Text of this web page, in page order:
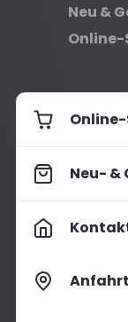
Neu &
Online-
Neu- &